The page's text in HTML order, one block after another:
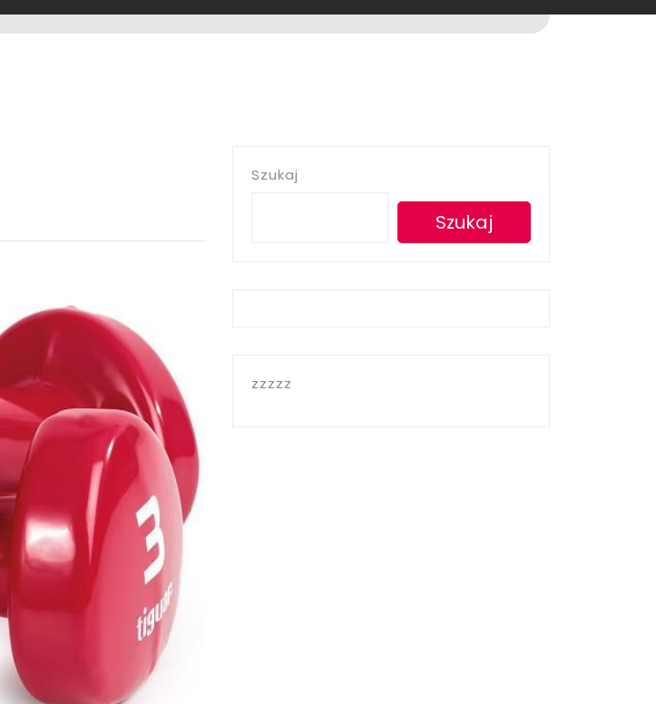
Szukaj
Szukaj
zzzzz